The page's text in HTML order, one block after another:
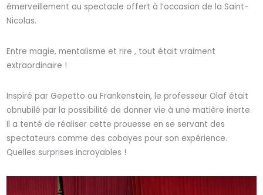
émerveillement au spectacle offert à l’occasion de la Saint-
Nicolas.
Entre magie, mentalisme et rire , tout était vraiment
extraordinaire !
Inspiré par Gepetto ou Frankenstein, le professeur Olaf était
obnubilé par la possibilité de donner vie à une matière inerte.
Il a tenté de réaliser cette prouesse en se servant des
spectateurs comme des cobayes pour son expérience.
Quelles surprises incroyables !